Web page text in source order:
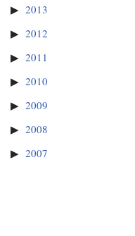
2013
2012
2011
2010
2009
2008
2007